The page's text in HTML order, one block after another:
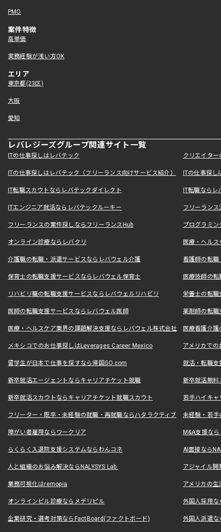
PMO
案件特徴
高単価
実務経験が浅い方OK
エリア
東京都(23区)
大阪
愛知
レバレジーズグループ関連サイト一覧
ITの仕事探しはレバテック クリエイタ
ITの仕事探しはレバテック（フリーランス向けサービス紹介） ITの仕事探
IT転職スカウトならレバテックダイレクト IT転職なら
ITエンジニア就活ならレバテックルーキー フリーラン
フリーランスの案件探しならフリーランスHub プログラミ
オンライン診療ならレバクリ 医療・ヘル
介護職の転職・派遣サービスならレバウェル介護 看護師の転
保育士の転職支援サービスならレバウェル保育士 医療技師の
リハビリ職の転職支援サービスならレバウェルリハビリ 栄養士の転
医師の転職支援サービスならレバウェル医師 薬剤師の転
医療・ヘルスケア業界の課題解決支援ならレバウェル株式会社 医療看護介
メキシコでのお仕事探しはLeverages Career Mexico アメリカで
留学生が日本で仕事を探すなら帰国GO.com 就活・転職
新卒就活エージェントならキャリアチケット就職 新卒就活無料
新卒就活スカウトならキャリアチケット就職スカウト 若手ハイキ
フリーター・既卒・未経験の就職・再就職ならハタラクティブ 未経験・若手
障がい者雇用ならワークリア M&A支援な
らくらく入退院支援システムならわんコネ AI面接なら
人と組織のお悩み解決ならNALYSYS Lab. アジャイル
業務可視化はremopia アメリカの
オンラインピル診療ならメデリピル 外国人採用
企業研究・選考対策ならFactBoard(ファクトボード) 外国人派遣な